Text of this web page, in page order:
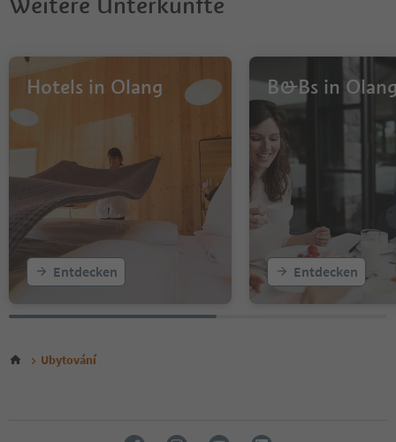
Hotels in Olang
Entdecken
B&Bs in
Entdecken
Ubytování